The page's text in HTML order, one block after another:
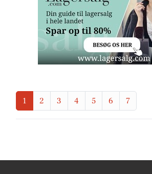
1 2 3 4 5 6 7